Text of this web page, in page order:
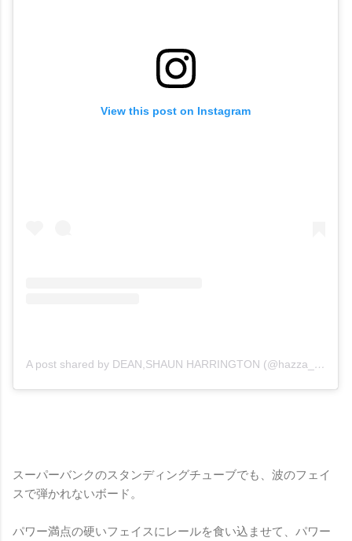
View this post on Instagram
A post shared by DEAN,SHAUN HARRINGTON (@hazza_twins)
スーパーバンクのスタンディングチューブでも、波のフェイ
スで弾かれないボード。
パワー満点の硬いフェイスにレールを食い込ませて、パワー